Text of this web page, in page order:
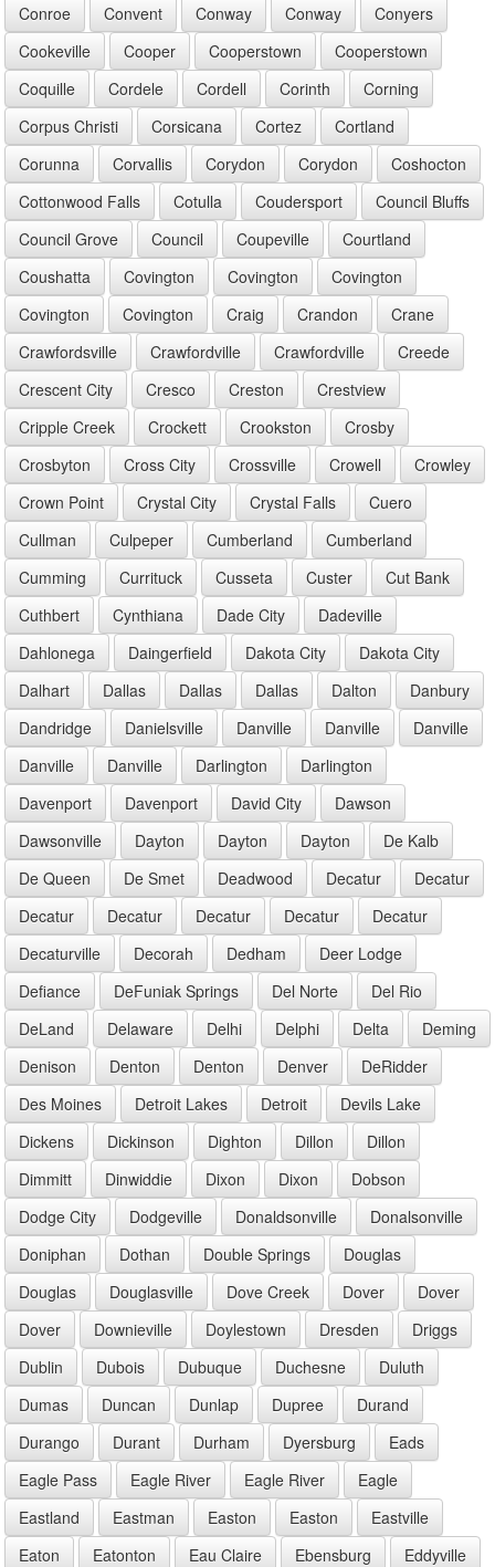
Conroe
Convent Conway Conway
Conyers
Cookeville
Cooper Cooperstown
Cooperstown
Coquille
Cordele Cordell Corinth
Corning
Corpus Christi
Corsicana Cortez
Cortland
Corunna
Corvallis Corydon Corydon
Coshocton
Cottonwood Falls
Cotulla Coudersport
Council Bluffs
Council Grove
Council Coupeville
Courtland
Coushatta
Covington Covington
Covington
Covington
Covington Craig Crandon
Crane
Crawfordsville
Crawfordville Crawfordville
Creede
Crescent City
Cresco Creston
Crestview
Cripple Creek
Crockett Crookston
Crosby
Crosbyton
Cross City Crossville Crowell
Crowley
Crown Point
Crystal City Crystal Falls
Cuero
Cullman
Culpeper Cumberland
Cumberland
Cumming
Currituck Cusseta Custer
Cut Bank
Cuthbert
Cynthiana Dade City
Dadeville
Dahlonega
Daingerfield Dakota City
Dakota City
Dalhart
Dallas Dallas Dallas Dalton
Danbury
Dandridge
Danielsville Danville Danville
Danville
Danville
Danville Darlington
Darlington
Davenport
Davenport David City
Dawson
Dawsonville
Dayton Dayton Dayton
De Kalb
De Queen
De Smet Deadwood Decatur
Decatur
Decatur
Decatur Decatur Decatur
Decatur
Decaturville
Decorah Dedham
Deer Lodge
Defiance
DeFuniak Springs Del Norte
Del Rio
DeLand
Delaware Delhi Delphi Delta
Deming
Denison
Denton Denton Denver
DeRidder
Des Moines
Detroit Lakes Detroit
Devils Lake
Dickens
Dickinson Dighton Dillon
Dillon
Dimmitt
Dinwiddie Dixon Dixon
Dobson
Dodge City
Dodgeville Donaldsonville
Donalsonville
Doniphan
Dothan Double Springs
Douglas
Douglas
Douglasville Dove Creek Dover
Dover
Dover
Downieville Doylestown Dresden
Driggs
Dublin
Dubois Dubuque Duchesne
Duluth
Dumas
Duncan Dunlap Dupree
Durand
Durango
Durant Durham Dyersburg
Eads
Eagle Pass
Eagle River Eagle River
Eagle
Eastland
Eastman Easton Easton
Eastville
Eaton
Eatonton Eau Claire Ebensburg
Eddyville